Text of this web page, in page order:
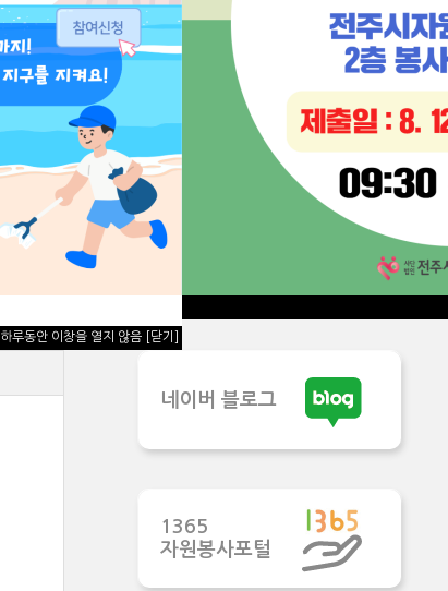
하루동안 이창을 열지 않음
[닫기]
자원봉사단체
네이버 블로그
1365
자원봉사포털